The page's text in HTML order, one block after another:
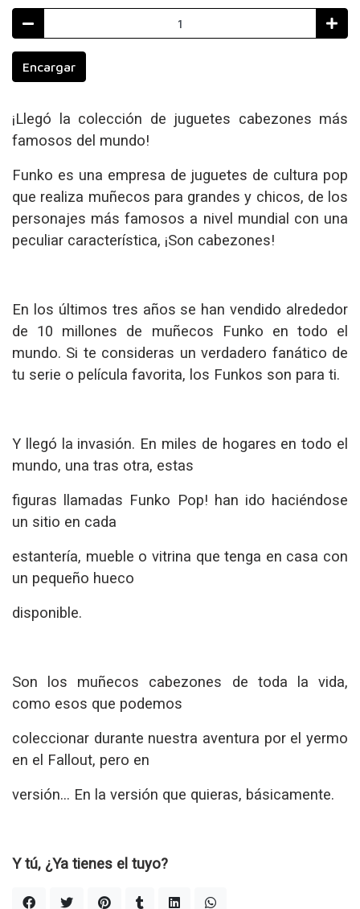
Encargar
¡Llegó la colección de juguetes cabezones más
famosos del mundo!
Funko es una empresa de juguetes de cultura pop
que realiza muñecos para grandes y chicos, de los
personajes más famosos a nivel mundial con una
peculiar característica, ¡Son cabezones!
En los últimos tres años se han vendido alrededor
de 10 millones de muñecos Funko en todo el
mundo. Si te consideras un verdadero fanático de
tu serie o película favorita, los Funkos son para ti.
Y llegó la invasión. En miles de hogares en todo el
mundo, una tras otra, estas
figuras llamadas Funko Pop! han ido haciéndose
un sitio en cada
estantería, mueble o vitrina que tenga en casa con
un pequeño hueco
disponible.
Son los muñecos cabezones de toda la vida,
como esos que podemos
coleccionar durante nuestra aventura por el yermo
en el Fallout, pero en
versión… En la versión que quieras, básicamente.
Y tú, ¿Ya tienes el tuyo?